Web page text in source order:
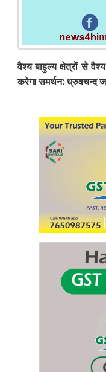
वैश्य बाहुल्य क्षेत्रों से
करेगा समर्थन: ध्रुवचन्द